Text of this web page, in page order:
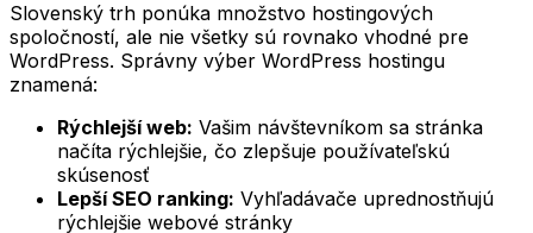
Slovenský trh ponúka množstvo hostingových
spoločností, ale nie všetky sú rovnako vhodné pre
WordPress. Správny výber WordPress hostingu
znamená:
Rýchlejší web: Vašim návštevníkom sa stránka
načíta rýchlejšie, čo zlepšuje používateľskú
skúsenosť
Lepší SEO ranking: Vyhľadávače uprednostňujú
rýchlejšie webové stránky